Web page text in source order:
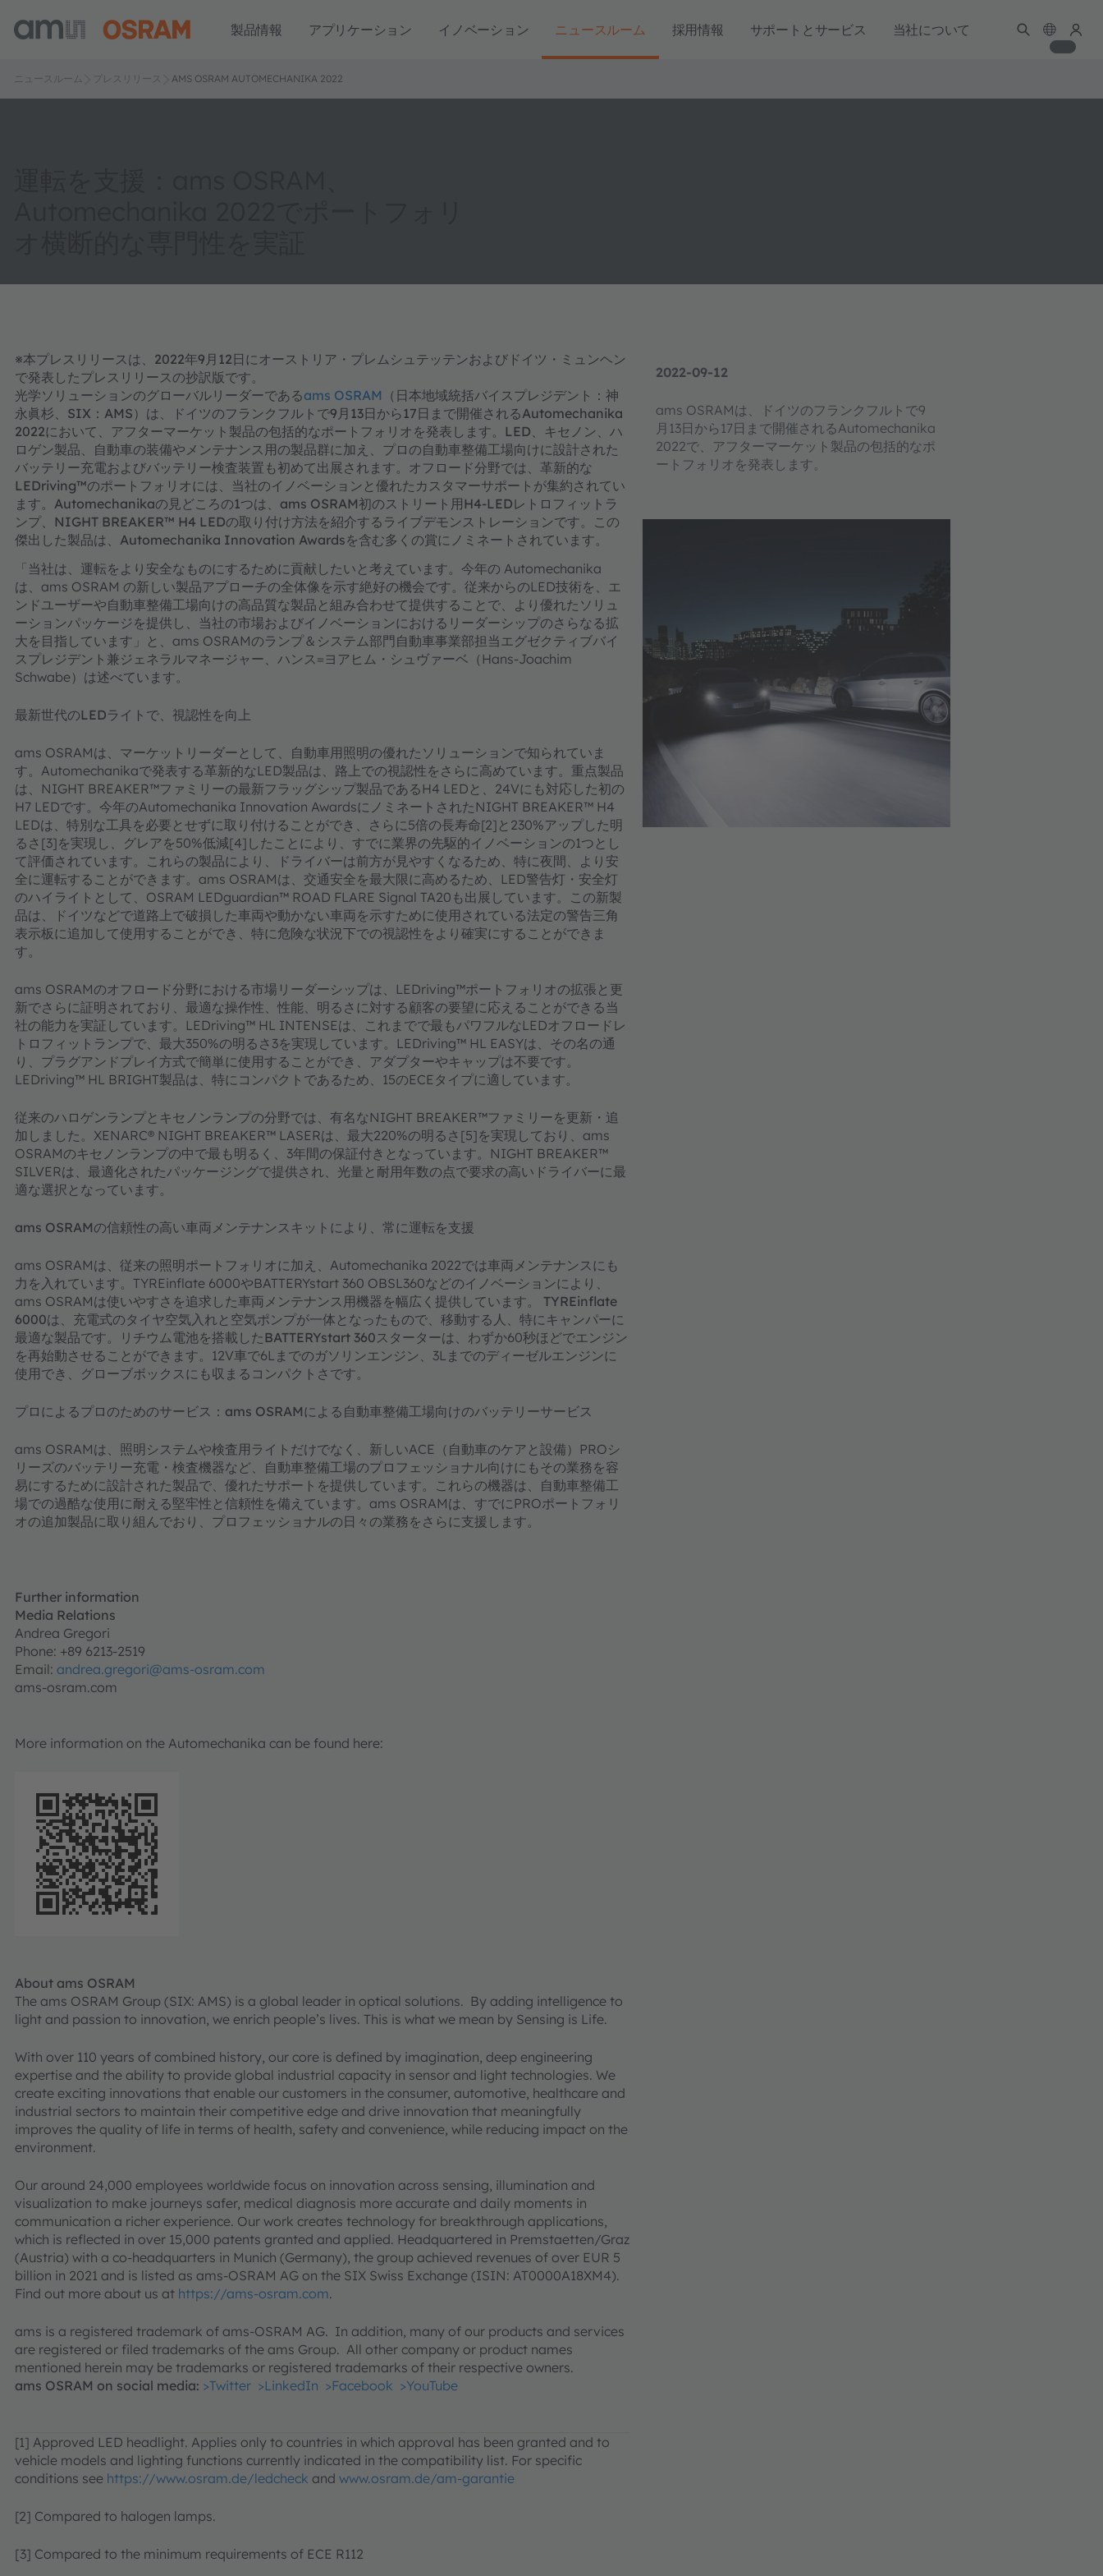
製品情報 アプリケーション イノベーション ニュースルーム 採用情報 サポートとサービス 当社について
ニュースルーム プレスリリース AMS OSRAM AUTOMECHANIKA 2022
2022-09-12
ams OSRAMは、ドイツのフランクフルトで9
月13日から17日まで開催されるAutomechanika
2022で、アフターマーケット製品の包括的なポ
ートフォリオを発表します。
※本プレスリリースは、2022年9月12日にオーストリア・プレムシュテッテンおよびドイツ・ミュンヘン
で発表したプレスリリースの抄訳版です。
光学ソリューションのグローバルリーダーであるams OSRAM （日本地域統括バイスプレジデント：神
永眞杉、SIX：AMS）は、ドイツのフランクフルトで9月13日から17日まで開催されるAutomechanika
2022において、アフターマーケット製品の包括的なポートフォリオを発表します。LED、キセノン、ハ
ロゲン製品、自動車の装備やメンテナンス用の製品群に加え、プロの自動車整備工場向けに設計された
バッテリー充電およびバッテリー検査装置も初めて出展されます。オフロード分野では、革新的な
LEDriving™のポートフォリオには、当社のイノベーションと優れたカスタマーサポートが集約されてい
ます。Automechanikaの見どころの1つは、ams OSRAM初のストリート用H4-LEDレトロフィットラ
ンプ、NIGHT BREAKER™ H4 LEDの取り付け方法を紹介するライブデモンストレーションです。この
傑出した製品は、Automechanika Innovation Awardsを含む多くの賞にノミネートされています。
「当社は、運転をより安全なものにするために貢献したいと考えています。今年の Automechanika
は、ams OSRAM の新しい製品アプローチの全体像を示す絶好の機会です。従来からのLED技術を、エ
ンドユーザーや自動車整備工場向けの高品質な製品と組み合わせて提供することで、より優れたソリュ
ーションパッケージを提供し、当社の市場およびイノベーションにおけるリーダーシップのさらなる拡
大を目指しています」と、ams OSRAMのランプ＆システム部門自動車事業部担当エグゼクティブバイ
スプレジデント兼ジェネラルマネージャー、ハンス=ヨアヒム・シュヴァーベ（Hans-Joachim
Schwabe）は述べています。
最新世代のLEDライトで、視認性を向上
ams OSRAMは、マーケットリーダーとして、自動車用照明の優れたソリューションで知られていま
す。Automechanikaで発表する革新的なLED製品は、路上での視認性をさらに高めています。重点製品
は、NIGHT BREAKER™ファミリーの最新フラッグシップ製品であるH4 LEDと、24Vにも対応した初の
H7 LEDです。今年のAutomechanika Innovation AwardsにノミネートされたNIGHT BREAKER™ H4
LEDは、特別な工具を必要とせずに取り付けることができ、さらに5倍の長寿命[2]と230%アップした明
るさ[3]を実現し、グレアを50%低減[4]したことにより、すでに業界の先駆的イノベーションの1つとし
て評価されています。これらの製品により、ドライバーは前方が見やすくなるため、特に夜間、より安
全に運転することができます。ams OSRAMは、交通安全を最大限に高めるため、LED警告灯・安全灯
のハイライトとして、OSRAM LEDguardian™ ROAD FLARE Signal TA20も出展しています。この新製
品は、ドイツなどで道路上で破損した車両や動かない車両を示すために使用されている法定の警告三角
表示板に追加して使用することができ、特に危険な状況下での視認性をより確実にすることができま
す。
ams OSRAMのオフロード分野における市場リーダーシップは、LEDriving™ポートフォリオの拡張と更
新でさらに証明されており、最適な操作性、性能、明るさに対する顧客の要望に応えることができる当
社の能力を実証しています。LEDriving™ HL INTENSEは、これまでで最もパワフルなLEDオフロードレ
トロフィットランプで、最大350%の明るさ3を実現しています。LEDriving™ HL EASYは、その名の通
り、プラグアンドプレイ方式で簡単に使用することができ、アダプターやキャップは不要です。
LEDriving™ HL BRIGHT製品は、特にコンパクトであるため、15のECEタイプに適しています。
従来のハロゲンランプとキセノンランプの分野では、有名なNIGHT BREAKER™ファミリーを更新・追
加しました。XENARC® NIGHT BREAKER™ LASERは、最大220%の明るさ[5]を実現しており、ams
OSRAMのキセノンランプの中で最も明るく、3年間の保証付きとなっています。NIGHT BREAKER™
SILVERは、最適化されたパッケージングで提供され、光量と耐用年数の点で要求の高いドライバーに最
適な選択となっています。
ams OSRAMの信頼性の高い車両メンテナンスキットにより、常に運転を支援
ams OSRAMは、従来の照明ポートフォリオに加え、Automechanika 2022では車両メンテナンスにも
力を入れています。TYREinflate 6000やBATTERYstart 360 OBSL360などのイノベーションにより、
ams OSRAMは使いやすさを追求した車両メンテナンス用機器を幅広く提供しています。
TYREinflate
6000は、充電式のタイヤ空気入れと空気ポンプが一体となったもので、移動する人、特にキャンパーに
最適な製品です。リチウム電池を搭載したBATTERYstart 360スターターは、わずか60秒ほどでエンジン
を再始動させることができます。12V車で6Lまでのガソリンエンジン、3Lまでのディーゼルエンジンに
使用でき、グローブボックスにも収まるコンパクトさです。
プロによるプロのためのサービス：ams OSRAMによる自動車整備工場向けのバッテリーサービス
ams OSRAMは、照明システムや検査用ライトだけでなく、新しいACE（自動車のケアと設備）PROシ
リーズのバッテリー充電・検査機器など、自動車整備工場のプロフェッショナル向けにもその業務を容
易にするために設計された製品で、優れたサポートを提供しています。これらの機器は、自動車整備工
場での過酷な使用に耐える堅牢性と信頼性を備えています。ams OSRAMは、すでにPROポートフォリ
オの追加製品に取り組んでおり、プロフェッショナルの日々の業務をさらに支援します。
Further information
Media Relations
Andrea Gregori
Phone: +89 6213-2519
Email: andrea.gregori@ams-osram.com
ams-osram.com
More information on the Automechanika can be found here:
About ams OSRAM
The ams OSRAM Group (SIX: AMS) is a global leader in optical solutions. By adding intelligence to
light and passion to innovation, we enrich people’s lives. This is what we mean by Sensing is Life.
With over 110 years of combined history, our core is defined by imagination, deep engineering
expertise and the ability to provide global industrial capacity in sensor and light technologies. We
create exciting innovations that enable our customers in the consumer, automotive, healthcare and
industrial sectors to maintain their competitive edge and drive innovation that meaningfully
improves the quality of life in terms of health, safety and convenience, while reducing impact on the
environment.
Our around 24,000 employees worldwide focus on innovation across sensing, illumination and
visualization to make journeys safer, medical diagnosis more accurate and daily moments in
communication a richer experience. Our work creates technology for breakthrough applications,
which is reflected in over 15,000 patents granted and applied. Headquartered in Premstaetten/Graz
(Austria) with a co-headquarters in Munich (Germany), the group achieved revenues of over EUR 5
billion in 2021 and is listed as ams-OSRAM AG on the SIX Swiss Exchange (ISIN: AT0000A18XM4).
Find out more about us at https://ams-osram.com.
ams is a registered trademark of ams-OSRAM AG. In addition, many of our products and services
are registered or filed trademarks of the ams Group. All other company or product names
mentioned herein may be trademarks or registered trademarks of their respective owners.
ams OSRAM on social media: >Twitter >LinkedIn >Facebook >YouTube
[1] Approved LED headlight. Applies only to countries in which approval has been granted and to
vehicle models and lighting functions currently indicated in the compatibility list. For specific
conditions see https://www.osram.de/ledcheck and www.osram.de/am-garantie
[2] Compared to halogen lamps.
[3] Compared to the minimum requirements of ECE R112